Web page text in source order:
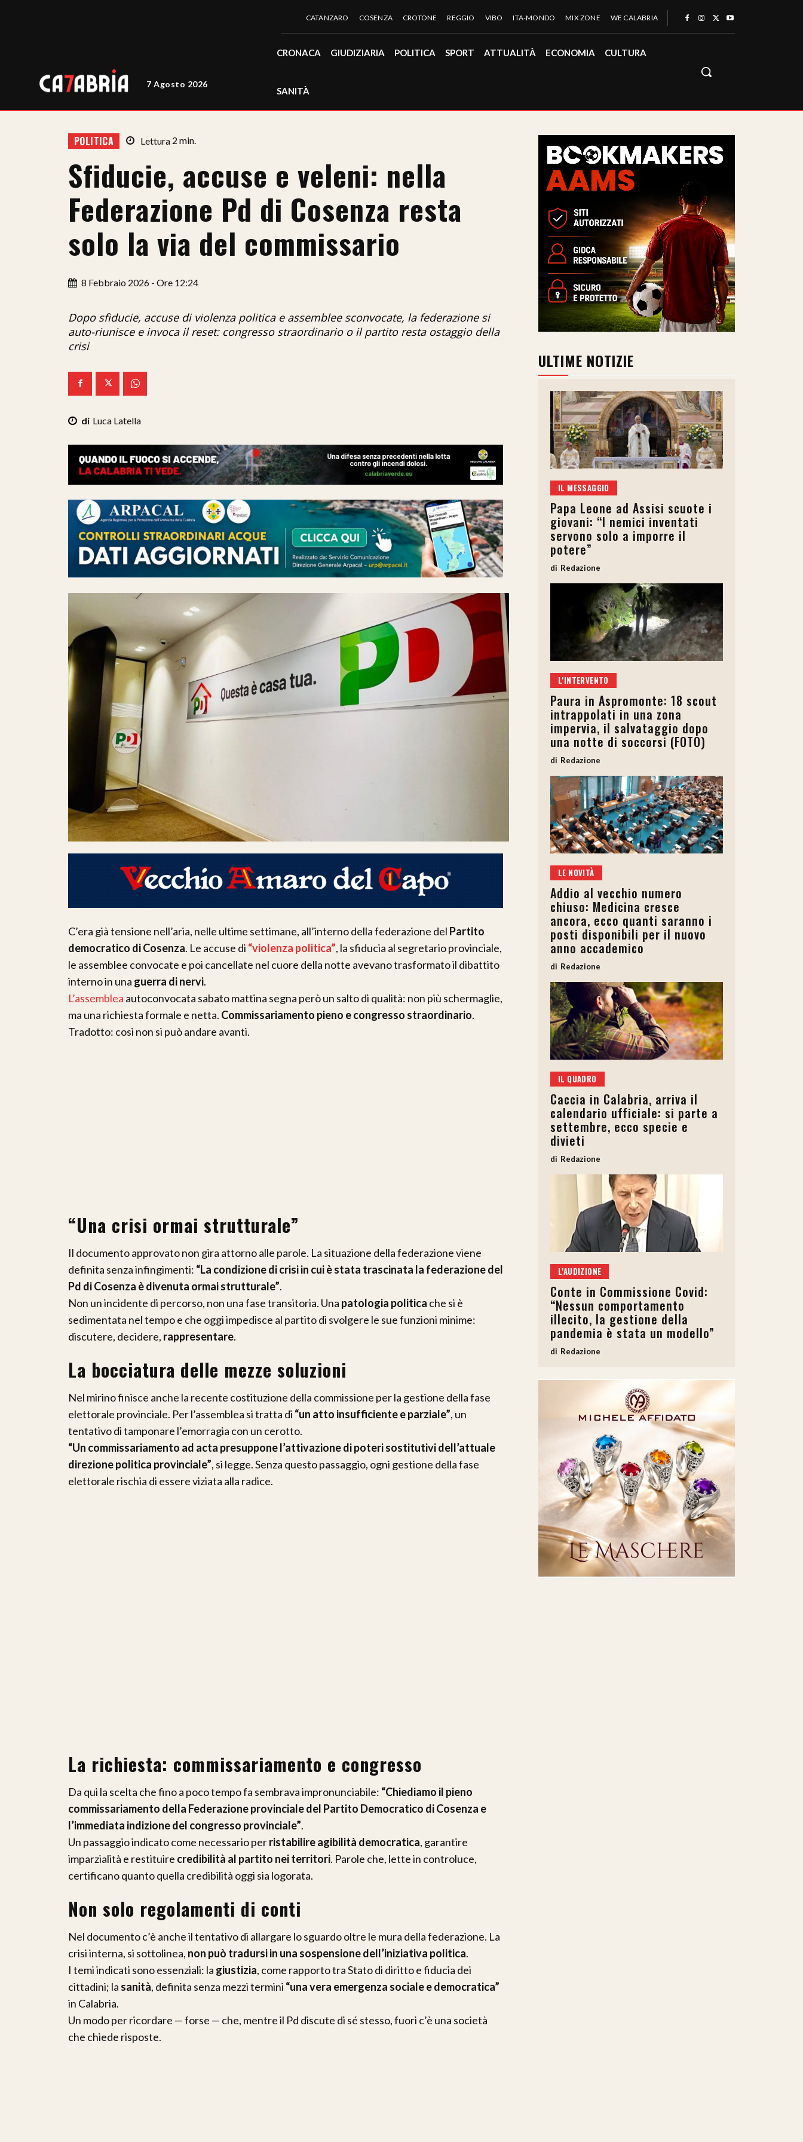
7 Agosto 2026
CATANZARO COSENZA CROTONE REGGIO VIBO ITA-MONDO MIX ZONE WE CALABRIA
CRONACA GIUDIZIARIA POLITICA SPORT ATTUALITÀ ECONOMIA CULTURA
SANITÀ
POLITICA Lettura 2 min.
Sfiducie, accuse e veleni: nella
Federazione Pd di Cosenza resta
solo la via del commissario
8 Febbraio 2026 - Ore 12:24
Dopo sfiducie, accuse di violenza politica e assemblee sconvocate, la federazione si
auto-riunisce e invoca il reset: congresso straordinario o il partito resta ostaggio della
crisi
Luca Latella
C’era già tensione nell’aria, nelle ultime settimane, all’interno della federazione del Partito
democratico di Cosenza. Le accuse di “violenza politica”, la sfiducia al segretario provinciale,
le assemblee convocate e poi cancellate nel cuore della notte avevano trasformato il dibattito
interno in una guerra di nervi.
L’assemblea autoconvocata sabato mattina segna però un salto di qualità: non più schermaglie,
ma una richiesta formale e netta. Commissariamento pieno e congresso straordinario.
Tradotto: così non si può andare avanti.
“Una crisi ormai strutturale”
Il documento approvato non gira attorno alle parole. La situazione della federazione viene
definita senza infingimenti: “La condizione di crisi in cui è stata trascinata la federazione del
Pd di Cosenza è divenuta ormai strutturale”.
Non un incidente di percorso, non una fase transitoria. Una patologia politica che si è
sedimentata nel tempo e che oggi impedisce al partito di svolgere le sue funzioni minime:
discutere, decidere, rappresentare.
La bocciatura delle mezze soluzioni
Nel mirino finisce anche la recente costituzione della commissione per la gestione della fase
elettorale provinciale. Per l’assemblea si tratta di “un atto insufficiente e parziale”, un
tentativo di tamponare l’emorragia con un cerotto.
“Un commissariamento ad acta presuppone l’attivazione di poteri sostitutivi dell’attuale
direzione politica provinciale”, si legge. Senza questo passaggio, ogni gestione della fase
elettorale rischia di essere viziata alla radice.
La richiesta: commissariamento e congresso
Da qui la scelta che fino a poco tempo fa sembrava impronunciabile: “Chiediamo il pieno
commissariamento della Federazione provinciale del Partito Democratico di Cosenza e
l’immediata indizione del congresso provinciale”.
Un passaggio indicato come necessario perristabilire agibilità democratica, garantire
imparzialità e restituire credibilità al partito nei territori. Parole che, lette in controluce,
certificano quanto quella credibilità oggi sia logorata.
Non solo regolamenti di conti
Nel documento c’è anche il tentativo di allargare lo sguardo oltre le mura della federazione. La
crisi interna, si sottolinea, non può tradursi in una sospensione dell’iniziativa politica.
I temi indicati sono essenziali: la giustizia, come rapporto tra Stato di diritto e fiducia dei
cittadini; la sanità, definita senza mezzi termini “una vera emergenza sociale e democratica”
in Calabria.
Un modo per ricordare — forse — che, mentre il Pd discute di sé stesso, fuori c’è una società
che chiede risposte.
ULTIME NOTIZIE
IL MESSAGGIO
Papa Leone ad Assisi scuote i
giovani: “I nemici inventati
servono solo a imporre il
potere”
Redazione
L'INTERVENTO
Paura in Aspromonte: 18 scout
intrappolati in una zona
impervia, il salvataggio dopo
una notte di soccorsi (FOTO)
Redazione
LE NOVITÀ
Addio al vecchio numero
chiuso: Medicina cresce
ancora, ecco quanti saranno i
posti disponibili per il nuovo
anno accademico
Redazione
IL QUADRO
Caccia in Calabria, arriva il
calendario ufficiale: si parte a
settembre, ecco specie e
divieti
Redazione
L'AUDIZIONE
Conte in Commissione Covid:
“Nessun comportamento
illecito, la gestione della
pandemia è stata un modello”
Redazione